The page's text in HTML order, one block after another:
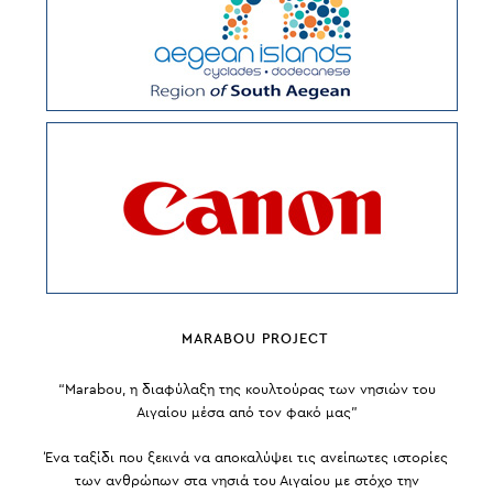
MARABOU PROJECT
“Marabou, η διαφύλαξη της κουλτούρας των νησιών του
Αιγαίου μέσα από τον φακό μας”
Ένα ταξίδι που ξεκινά να αποκαλύψει τις ανείπωτες ιστορίες
των ανθρώπων στα νησιά του Αιγαίου με στόχο την